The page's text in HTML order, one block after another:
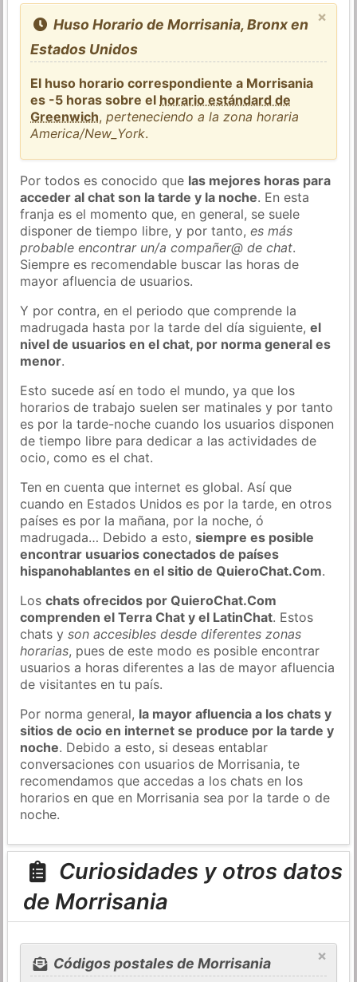
×
Huso Horario de Morrisania, Bronx en
Estados Unidos
El huso horario correspondiente a Morrisania
es -5 horas sobre el horario estándard de
Greenwich,perteneciendo a la zona horaria
America/New_York.
Por todos es conocido que las mejores horas para
acceder al chat son la tarde y la noche. En esta
franja es el momento que, en general, se suele
disponer de tiempo libre, y por tanto,es más
probable encontrar un/a compañer@ de chat.
Siempre es recomendable buscar las horas de
mayor afluencia de usuarios.
Y por contra, en el periodo que comprende la
madrugada hasta por la tarde del día siguiente,el
nivel de usuarios en el chat, por norma general es
menor.
Esto sucede así en todo el mundo, ya que los
horarios de trabajo suelen ser matinales y por tanto
es por la tarde-noche cuando los usuarios disponen
de tiempo libre para dedicar a las actividades de
ocio, como es el chat.
Ten en cuenta que internet es global. Así que
cuando en Estados Unidos es por la tarde, en otros
países es por la mañana, por la noche, ó
madrugada… Debido a esto,siempre es posible
encontrar usuarios conectados de países
hispanohablantes en el sitio de QuieroChat.Com.
Loschats ofrecidos por QuieroChat.Com
comprenden el Terra Chat y el LatinChat. Estos
chats yson accesibles desde diferentes zonas
horarias, pues de este modo es posible encontrar
usuarios a horas diferentes a las de mayor afluencia
de visitantes en tu país.
Por norma general, la mayor afluencia a los chats y
sitios de ocio en internet se produce por la tarde y
noche. Debido a esto, si deseas entablar
conversaciones con usuarios de Morrisania, te
recomendamos que accedas a los chats en los
horarios en que en Morrisania sea por la tarde o de
noche.
Curiosidades y otros datos
de Morrisania
×
Códigos postales de Morrisania